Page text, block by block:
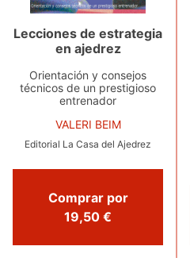
Lecciones de estrategia
en ajedrez
Orientación y consejos
técnicos de un prestigioso
entrenador
VALERI BEIM
Editorial La Casa del Ajedrez
Comprar por
19,50 €